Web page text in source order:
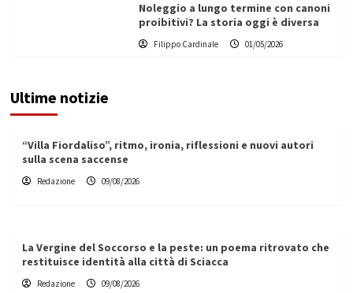
Noleggio a lungo termine con canoni
proibitivi? La storia oggi è diversa
Filippo Cardinale 01/05/2026
Ultime notizie
“Villa Fiordaliso”, ritmo, ironia, riflessioni e nuovi autori
sulla scena saccense
Redazione 09/08/2026
La Vergine del Soccorso e la peste: un poema ritrovato che
restituisce identità alla città di Sciacca
Redazione 09/08/2026